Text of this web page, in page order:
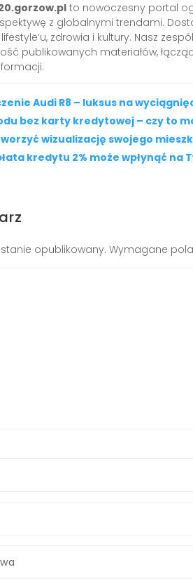
to nowoczesny portal
z globalnymi trendami.
zdrowia i kultury. Nasz
publikowanych materiałów,
Audi R8 – luksus na
bez karty kredytowej – czy to
wizualizację swojego
kredytu 2% może wpłynąć na
opublikowany. Wymagane